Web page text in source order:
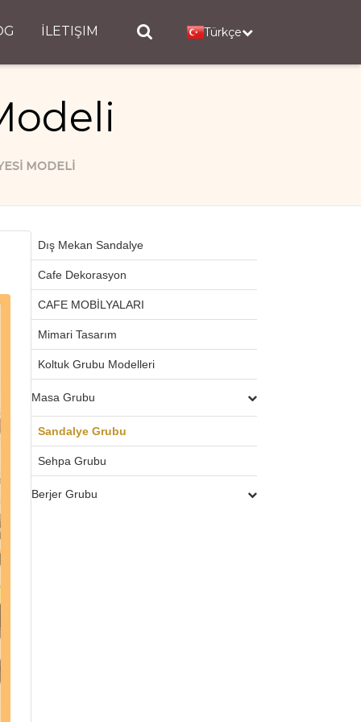
İLETIŞIM Türkçe
MODELI
Dış Mekan Sandalye
Cafe Dekorasyon
CAFE MOBİLYALARI
Mimari Tasarım
Koltuk Grubu Modelleri
Masa Grubu
Sandalye Grubu
Sehpa Grubu
Berjer Grubu